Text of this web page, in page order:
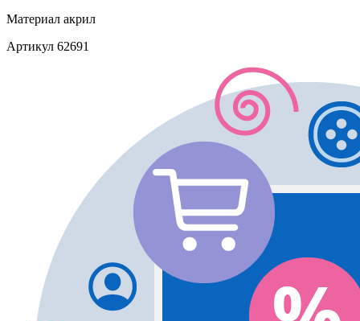
Материал акрил
Артикул 62691